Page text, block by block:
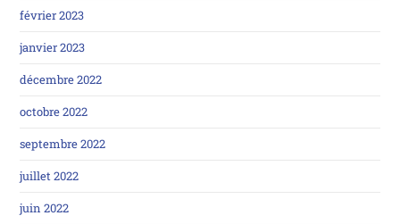
février 2023
janvier 2023
décembre 2022
octobre 2022
septembre 2022
juillet 2022
juin 2022